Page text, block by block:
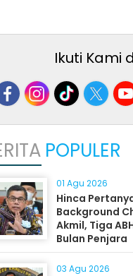
Ikuti Kami
POPULER
01 Agu 2026
Hinca
Background
Akmil, Tiga
Bulan Penjara
03 Agu 2026